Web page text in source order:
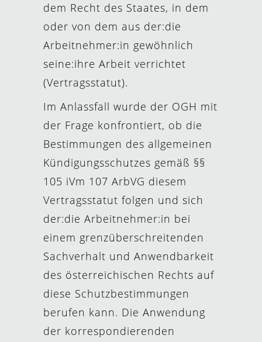
dem Recht des Staates, in dem
oder von dem aus der:die
Arbeitnehmer:in gewöhnlich
seine:ihre Arbeit verrichtet
(Vertragsstatut).
Im Anlassfall wurde der OGH mit
der Frage konfrontiert, ob die
Bestimmungen des allgemeinen
Kündigungsschutzes gemäß §§
105 iVm 107 ArbVG diesem
Vertragsstatut folgen und sich
der:die Arbeitnehmer:in bei
einem grenzüberschreitenden
Sachverhalt und Anwendbarkeit
des österreichischen Rechts auf
diese Schutzbestimmungen
berufen kann. Die Anwendung
der korrespondierenden